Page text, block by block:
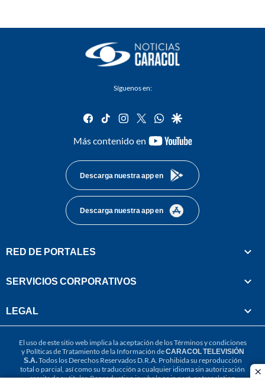
Síguenos en:
facebook
tiktok instagram
twitterwhatsapp
google
Más contenido en
youtube-
Descarga nuestra app en
Descarga nuestra app en
RED DE PORTALES
SERVICIOS CORPORATIVOS
LEGAL
El uso de este sitio web implica la aceptación de losTérminos y condiciones
y Políticas de Tratamiento de la Información deCARACOL TELEVISIÓN
S.A.Todos los Derechos Reservados D.R.A. Prohibida su reproducción
total o parcial, así como su traducción a cualquier idioma sin autorización
escrita de su titular. Reproduction in whole or in part, or translation